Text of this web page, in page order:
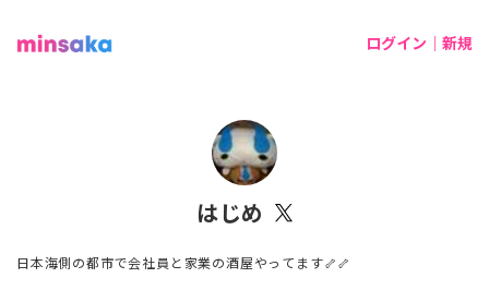
ログイン｜新規
はじめ
日本海側の都市で会社員と家業の酒屋やってます🦴🦴